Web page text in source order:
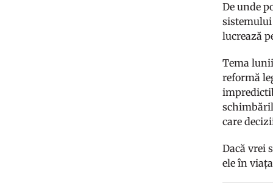
De unde
sistemului
lucrează
Tema
reformă
care
Dacă vrei
ele în